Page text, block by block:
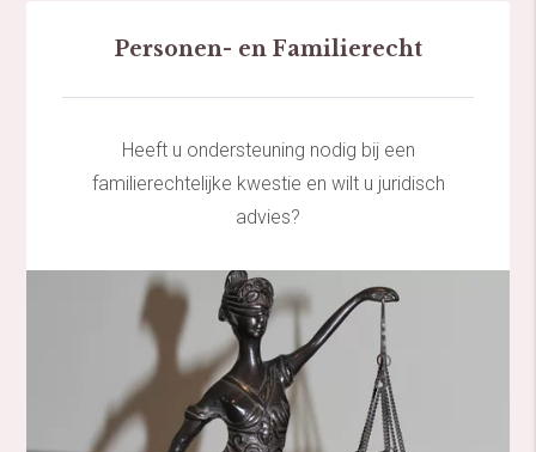
Personen- en Familierecht
Heeft u ondersteuning nodig bij een
familierechtelijke kwestie en wilt u juridisch
advies?